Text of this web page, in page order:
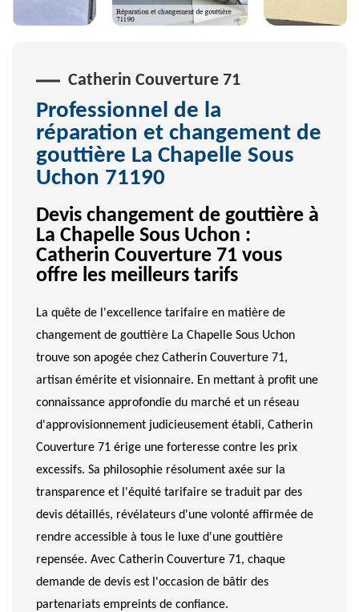
Catherin Couverture 71
Professionnel de la
réparation et changement de
gouttière La Chapelle Sous
Uchon 71190
Devis changement de gouttière à
La Chapelle Sous Uchon :
Catherin Couverture 71 vous
offre les meilleurs tarifs
La quête de l'excellence tarifaire en matière de
changement de gouttière La Chapelle Sous Uchon
trouve son apogée chez Catherin Couverture 71,
artisan émérite et visionnaire. En mettant à profit une
connaissance approfondie du marché et un réseau
d'approvisionnement judicieusement établi, Catherin
Couverture 71 érige une forteresse contre les prix
excessifs. Sa philosophie résolument axée sur la
transparence et l'équité tarifaire se traduit par des
devis détaillés, révélateurs d'une volonté affirmée de
rendre accessible à tous le luxe d'une gouttière
repensée. Avec Catherin Couverture 71, chaque
demande de devis est l'occasion de bâtir des
partenariats empreints de confiance.